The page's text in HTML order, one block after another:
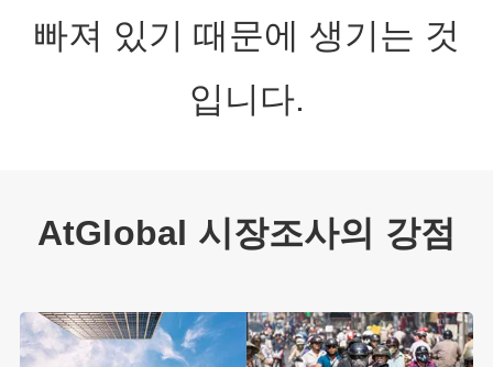
빠져 있기 때문에 생기는 것
입니다.
AtGlobal 시장조사의 강점